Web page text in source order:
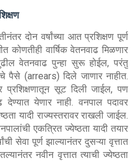
दोन वर्षांच्या आत प्रशिक्षण पूर्ण
कोणतीही वार्षिक वेतनवाढ मिळणार
वेतनवाढ पुन्हा सुरू होईल, परंतु
पैसे (arrears) दिले जाणार नाहीत.
प्रशिक्षणातून सूट दिली जाईल, पण
देण्यात येणार नाही. वनपाल पदावर
यादी राज्यस्तरावर राखली जाईल.
एकत्रित ज्येष्ठता यादी तयार
सेवा पूर्ण झाल्यानंतर दुसऱ्या वृत्तात
नवीन वृत्तात त्याची ज्येष्ठता